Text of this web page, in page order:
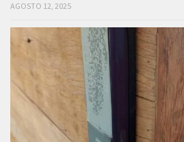
AGOSTO 12, 2025